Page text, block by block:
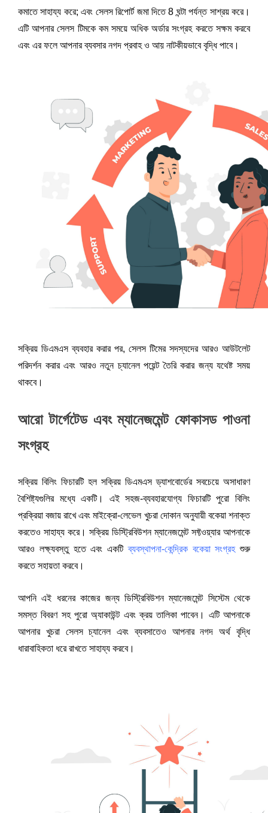
কমাতে সাহায্য করে; এবং সেলস রিপোর্ট জমা দিতে 8 ঘন্টা পর্যন্ত সাশ্রয় করে।
এটি আপনার সেলস টিমকে কম সময়ে অধিক অর্ডার সংগ্রহ করতে সক্ষম করবে
এবং এর ফলে আপনার ব্যবসার নগদ প্রবাহ ও আয় নাটকীয়ভাবে বৃদ্ধি পাবে।
সক্রিয় ডিএমএস ব্যবহার করার পর, সেলস টিমের সদস্যদের আরও আউটলেট
পরিদর্শন করার এবং আরও নতুন চ্যানেল পয়েন্ট তৈরি করার জন্য যথেষ্ট সময়
থাকবে।
আরো টার্গেটেড এবং ম্যানেজমেন্ট ফোকাসড পাওনা
সংগ্রহ
সক্রিয় বিলিং ফিচারটি হল সক্রিয় ডিএমএস ড্যাশবোর্ডের সবচেয়ে অসাধারণ
বৈশিষ্ট্যগুলির মধ্যে একটি। এই সহজ-ব্যবহারযোগ্য ফিচারটি পুরো বিলিং
প্রক্রিয়া বজায় রাখে এবং মাইক্রো-লেভেল খুচরা দোকান অনুযায়ী বকেয়া শনাক্ত
করতেও সাহায্য করে। সক্রিয় ডিস্ট্রিবিউশন ম্যানেজমেন্ট সফ্টওয়্যার আপনাকে
আরও লক্ষ্যবস্তু হতে এবং একটি ব্যবস্থাপনা-কেন্দ্রিক বকেয়া সংগ্রহ শুরু
করতে সহায়তা করবে।
আপনি এই ধরনের কাজের জন্য ডিস্ট্রিবিউশন ম্যানেজমেন্ট সিস্টেম থেকে
সমস্ত বিবরণ সহ পুরো অ্যাকাউন্ট এবং ক্রয় তালিকা পাবেন। এটি আপনাকে
আপনার খুচরা সেলস চ্যানেল এবং ব্যবসাতেও আপনার নগদ অর্থ বৃদ্ধি
ধারাবাহিকতা ধরে রাখতে সাহায্য করবে।